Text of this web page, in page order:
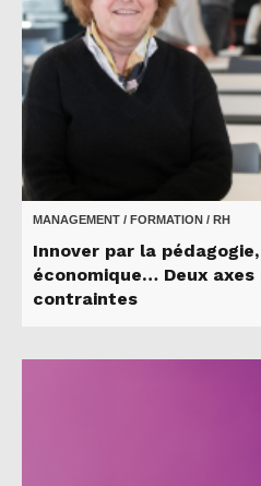
MANAGEMENT / FORMATION / RH
Innover par la
économique… Deux
contraintes